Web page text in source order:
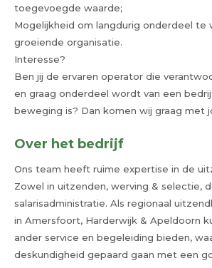
toegevoegde waarde;
Mogelijkheid om langdurig onderdeel te
groeiende organisatie.
Interesse?
Ben jij de ervaren operator die
en graag onderdeel wordt van een
beweging is? Dan komen wij graag met
Over het bedrijf
Ons team heeft ruime expertise in de
Zowel in uitzenden, werving & selectie,
salarisadministratie. Als regionaal
in Amersfoort, Harderwijk & Apeldoorn
ander service en begeleiding bieden,
deskundigheid gepaard gaan met een